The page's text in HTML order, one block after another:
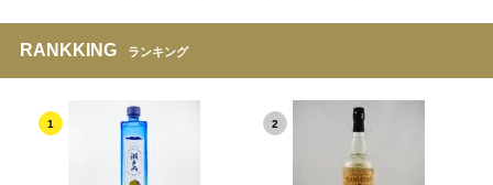
RANKKING ランキング
1 2